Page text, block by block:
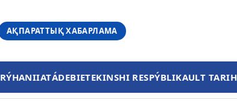
АҚПАРАТТЫҚ ХАБАРЛАМА
RÝHANIIATÁDEBIETEKINSHI RESPÝBLIKAULT